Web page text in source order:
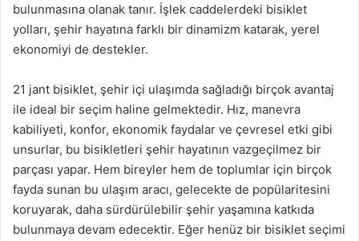
bulunmasına olanak tanır. İşlek caddelerdeki bisiklet
yolları, şehir hayatına farklı bir dinamizm katarak, yerel
ekonomiyi de destekler.
21 jant bisiklet, şehir içi ulaşımda sağladığı birçok avantaj
ile ideal bir seçim haline gelmektedir. Hız, manevra
kabiliyeti, konfor, ekonomik faydalar ve çevresel etki gibi
unsurlar, bu bisikletleri şehir hayatının vazgeçilmez bir
parçası yapar. Hem bireyler hem de toplumlar için birçok
fayda sunan bu ulaşım aracı, gelecekte de popülaritesini
koruyarak, daha sürdürülebilir şehir yaşamına katkıda
bulunmaya devam edecektir. Eğer henüz bir bisiklet seçimi